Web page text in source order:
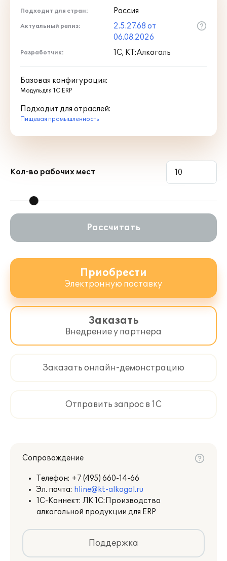
Подходит для стран: Россия
Актуальный релиз:
2.5.27.68 от
06.08.2026
Разработчик: 1С, КТ:Алкоголь
Базовая конфигурация:
Модуль для 1С:ERP
Подходит для отраслей:
Пищевая промышленность
Кол-во рабочих мест
Рассчитать
Приобрести
Электронную поставку
Заказать
Внедрение у партнера
Заказать онлайн-демонстрацию
Отправить запрос в 1С
Сопровождение
Телефон: +7 (495) 660-14-66
Эл. почта: hline@kt-alkogol.ru
1С-Коннект: ЛК 1С:Производство
алкогольной продукции для ERP
Поддержка